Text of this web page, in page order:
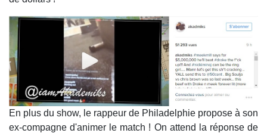
En plus du show, le rappeur de Philadelphie propose à son
ex-compagne d'animer le match ! On attend la réponse de